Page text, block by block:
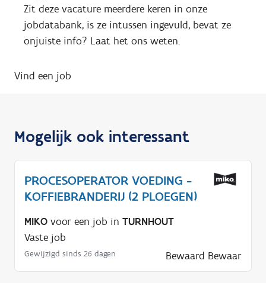
Zit deze vacature meerdere keren in onze
jobdatabank, is ze intussen ingevuld, bevat ze
onjuiste info? Laat het ons weten.
Vind een job
Mogelijk ook interessant
PROCESOPERATOR VOEDING -
KOFFIEBRANDERIJ (2 PLOEGEN)
MIKO voor een job in TURNHOUT
Vaste job
Gewijzigd sinds 26 dagen Bewaard Bewaar